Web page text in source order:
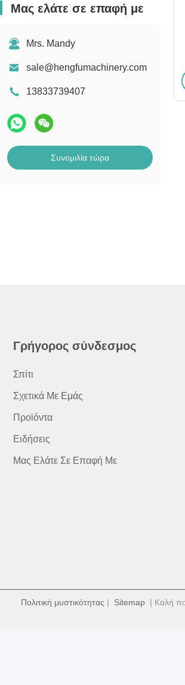
Μας ελάτε σε επαφή με
Mrs. Mandy
sale@hengfumachinery.com
13833739407
Συνομιλία τώρα
Γρήγορος σύνδεσμος
Σπίτι
Σχετικά Με Εμάς
Προϊόντα
Ειδήσεις
Μας Ελάτε Σε Επαφή Με
Πολιτική μυστικότητας | Sitemap| Καλή